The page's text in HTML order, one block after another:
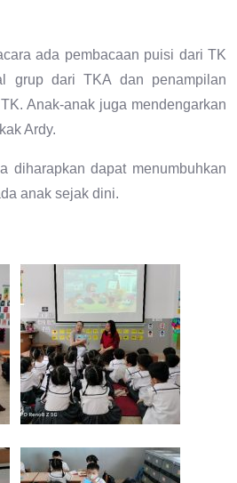
ada pembacaan puisi dari TK
grup dari TKA dan penampilan
Anak-anak juga mendengarkan
Ardy.
diharapkan dapat menumbuhkan
anak sejak dini.